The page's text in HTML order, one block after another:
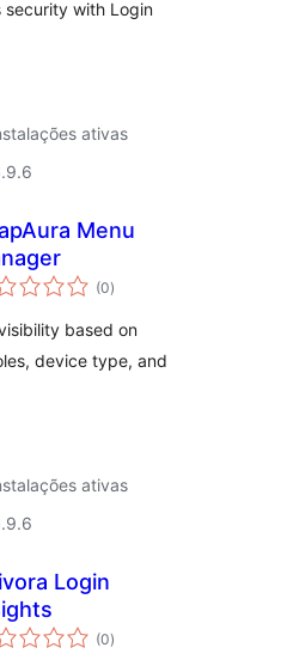
security with Login
ativas
Menu
(0avaliações
totais
)
based on
device type, and
ativas
Login
(0avaliações
totais
)